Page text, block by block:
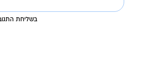
בשליחת